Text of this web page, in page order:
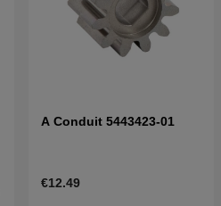
A Conduit 5443423-01
€12.49